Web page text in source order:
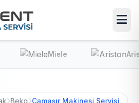
Miele Ariston
Beko Çamaşır Makinesi Servisi